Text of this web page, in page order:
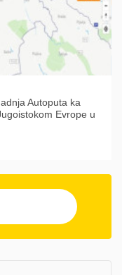
Autoputa ka
Evrope u